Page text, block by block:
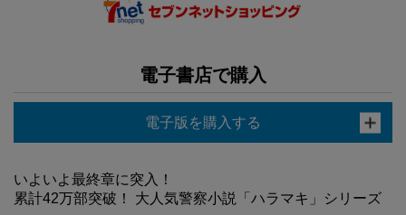
電子書店で購入
電子版を購入する
いよいよ最終章に突入！
累計42万部突破！ 大人気警察小説「ハラマキ」シリーズ